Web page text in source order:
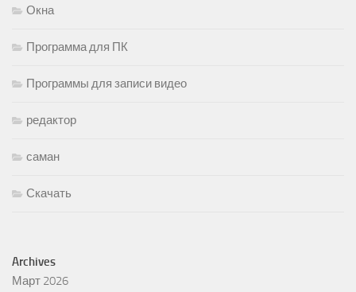
Окна
Программа для ПК
Программы для записи видео
редактор
саман
Скачать
Archives
Март 2026